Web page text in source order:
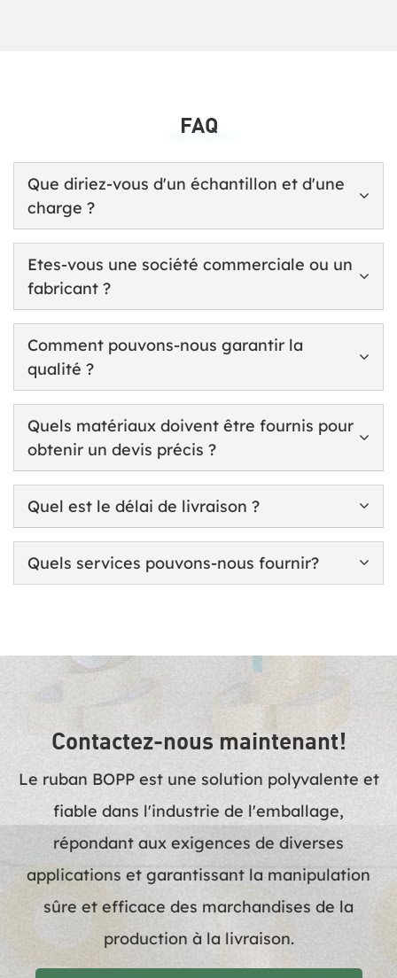
FAQ
Frequently Asked Questions
Que diriez-vous d'un échantillon et d'une
charge ?
Etes-vous une société commerciale ou un
fabricant ?
Comment pouvons-nous garantir la
qualité ?
Quels matériaux doivent être fournis pour
obtenir un devis précis ?
Quel est le délai de livraison ?
Quels services pouvons-nous fournir?
Contactez-nous maintenant!
Le ruban BOPP est une solution polyvalente et
fiable dans l'industrie de l'emballage,
répondant aux exigences de diverses
applications et garantissant la manipulation
sûre et efficace des marchandises de la
production à la livraison.